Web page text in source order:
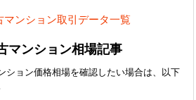
マンション取引データ一覧
マンション相場記事
ション価格相場を確認したい場合は、以下